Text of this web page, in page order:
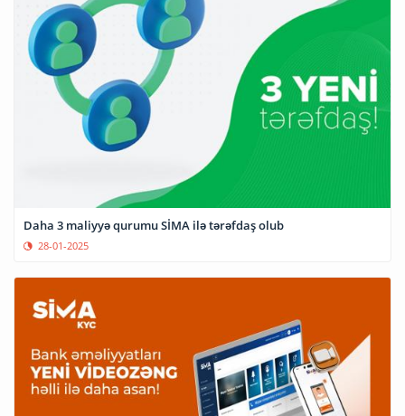
Daha 3 maliyyə qurumu SİMA ilə tərəfdaş olub
28-01-2025